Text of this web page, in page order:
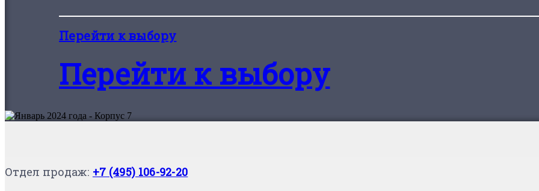
Перейти к выбору
Перейти к выбору
Отдел продаж: +7 (495) 106-92-20